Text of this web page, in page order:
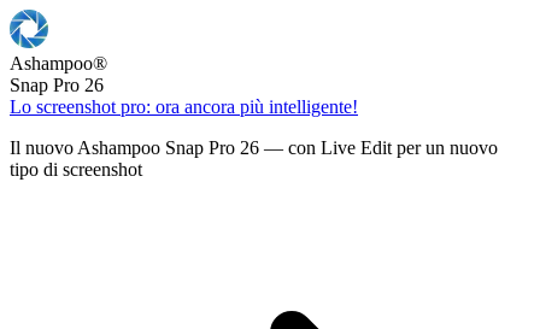
Ashampoo®
Snap Pro 26
Lo screenshot pro: ora ancora più intelligente!
Il nuovo Ashampoo Snap Pro 26 — con Live Edit per un nuovo
tipo di screenshot